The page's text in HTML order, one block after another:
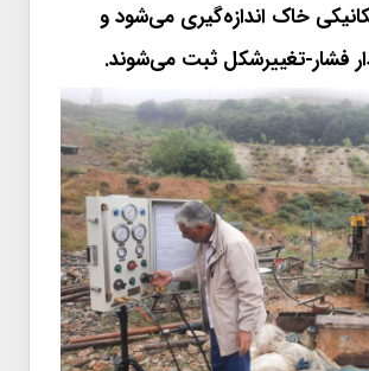
خاک اندازه‌گیری می‌شود و
فشار-تغییرشکل ثبت می‌شوند.